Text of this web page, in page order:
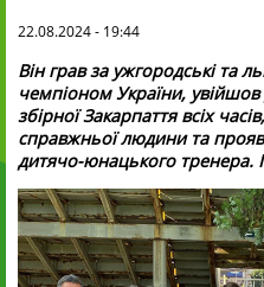
22.08.2024 - 19:44
Він грав за ужгородські та
чемпіоном України,
збірної Закарпаття всіх
справжньої людини та
дитячо-юнацького тренера.